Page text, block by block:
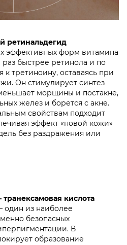
ретинальдегид
эффективных форм витамина
раз быстрее ретинола и по
третиноину, оставаясь при
Он стимулирует синтез
морщины и постакне,
желез и борется с акне.
свойствам подходит
эффект «новой кожи»
без раздражения или
транексамовая кислота
один из наиболее
безопасных
В
образование